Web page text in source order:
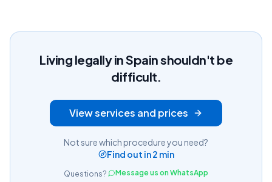
Living legally in Spain shouldn't be
difficult.
View services and prices
Not sure which procedure you need?
Find out in 2 min
Questions? Message us on WhatsApp